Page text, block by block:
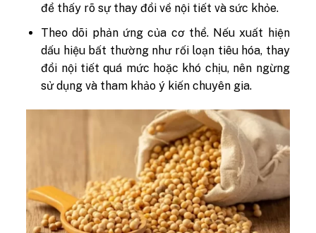
để thấy rõ sự thay đổi về nội tiết và sức khỏe.
Theo dõi phản ứng của cơ thể. Nếu xuất hiện
dấu hiệu bất thường như rối loạn tiêu hóa, thay
đổi nội tiết quá mức hoặc khó chịu, nên ngừng
sử dụng và tham khảo ý kiến chuyên gia.